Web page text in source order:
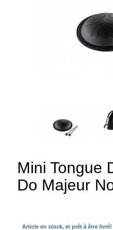
Mini Tongue
Do Majeur
Article en stock, et prêt à être livré!